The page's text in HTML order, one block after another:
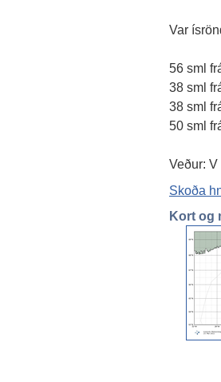
Var
56 sml
38 sml
38 sml
50 sml
Veður:
Skoða
Kort og